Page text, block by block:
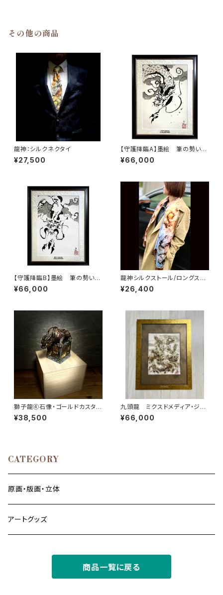
その他の商品
龍神：シルクネクタイ
¥27,500
【守護降臨A】墨絵 筆の勢いを
感じて
¥66,000
【守護降臨B】墨絵 筆の勢いを
感じて
¥66,000
龍神シルクストール/ロングスカ
ーフ
¥26,400
獅子龍④石像・ゴールドカスタム
ペイント メタル箔仕上げ サ
イズ大 桐箱入り
¥38,500
九頭龍 ミクスドメディア・ジー
クレー版画
¥66,000
CATEGORY
原画・版画・立体
アートグッズ
商品一覧に戻る